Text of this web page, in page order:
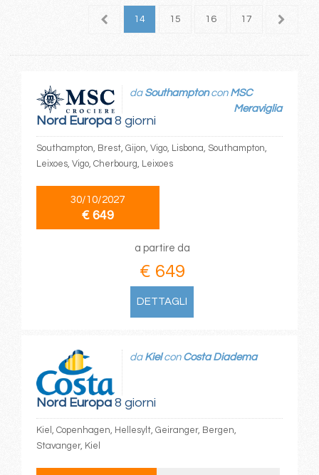
13 14 15 16 17 18
Nord Europa8 giorni
da Southamptoncon MSC
Meraviglia
Southampton, Brest, Gijon, Vigo, Lisbona, Southampton,
Leixoes, Vigo, Cherbourg, Leixoes
30/10/2027
€ 649
a partire da
€ 649
DETTAGLI
Nord Europa8 giorni
da Kielcon Costa Diadema
Kiel, Copenhagen, Hellesylt, Geiranger, Bergen,
Stavanger, Kiel